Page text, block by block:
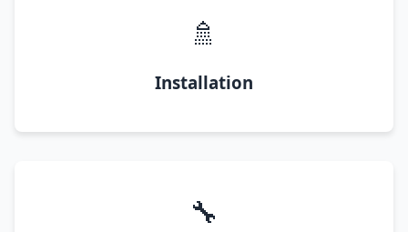
🚿
Installation
🔧